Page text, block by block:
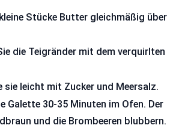
Stücke Butter gleichmäßig über
die Teigränder mit dem verquirlten
sie leicht mit Zucker und Meersalz.
Galette 30-35 Minuten im Ofen. Der
und die Brombeeren blubbern.